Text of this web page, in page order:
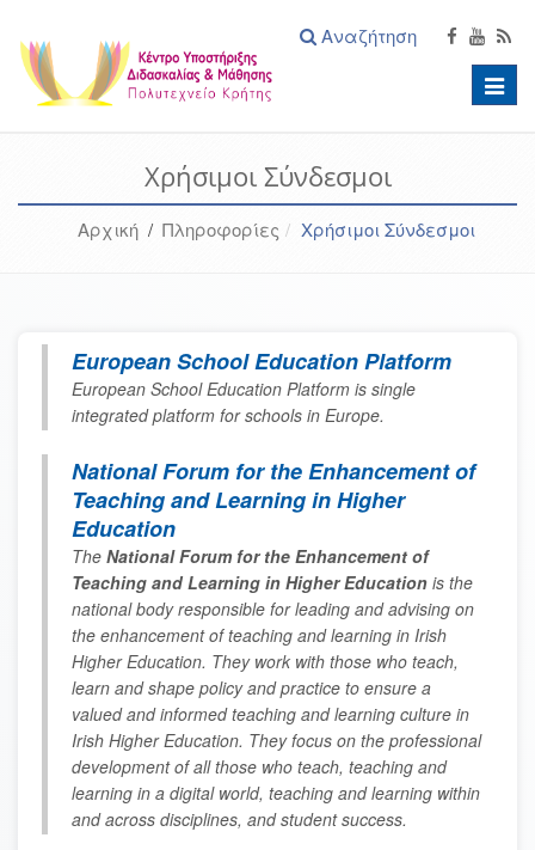
Αναζήτηση
Toggle
Χρήσιμοι Σύνδεσμοι
Αρχική / Πληροφορίες Χρήσιμοι Σύνδεσμοι
European School Education Platform
European School Education Platform is single
integrated platform for schools in Europe.
National Forum for the Enhancement of
Teaching and Learning in Higher
Education
The National Forum for the Enhancement of
Teaching and Learning in Higher Education is the
national body responsible for leading and advising on
the enhancement of teaching and learning in Irish
Ηigher Εducation. They work with those who teach,
learn and shape policy and practice to ensure a
valued and informed teaching and learning culture in
Irish Ηigher Εducation. They focus on the professional
development of all those who teach, teaching and
learning in a digital world, teaching and learning within
and across disciplines, and student success.